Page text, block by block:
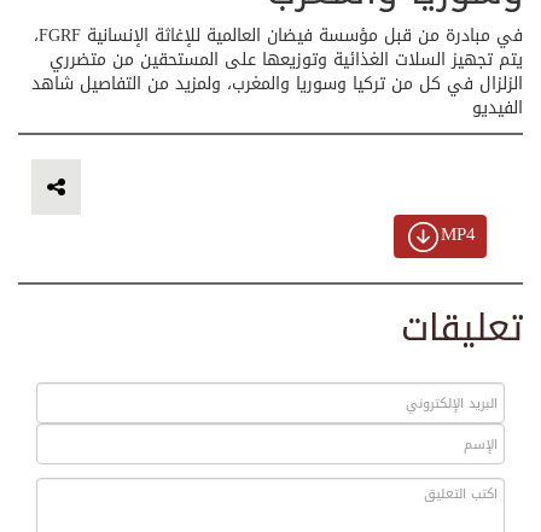
في مبادرة من قبل مؤسسة فيضان العالمية للإغاثة الإنسانية FGRF،
يتم تجهيز السلات الغذائية وتوزيعها على المستحقين من متضرري
الزلزال في كل من تركيا وسوريا والمغرب، ولمزيد من التفاصيل شاهد
الفيديو
MP4
تعليقات